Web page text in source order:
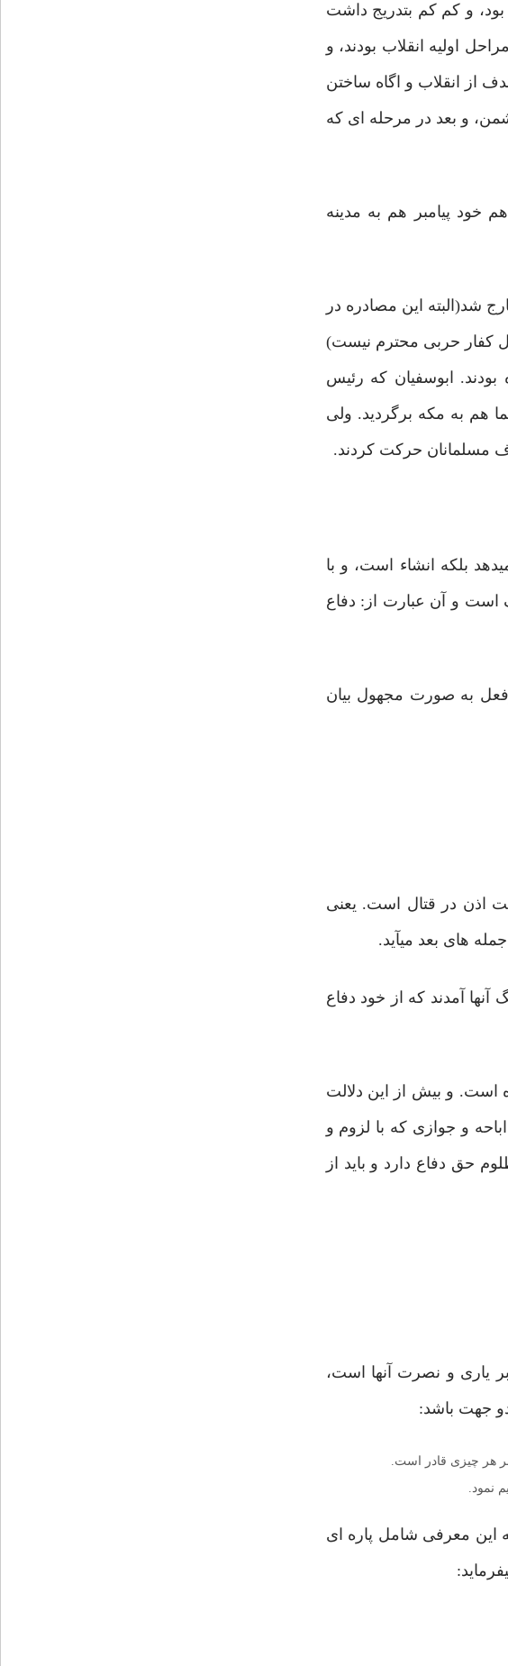
بود، و کم کم بتدریج داشت
اولیه انقلاب بودند، و
از انقلاب و اگاه ساختن
و بعد در مرحله ای که
خود پیامبر هم به مدینه
شد(البته این مصادره در
کفار حربی محترم نیست)
ابوسفیان که رئیس
هم به مکه برگردید. ولی
مسلمانان حرکت کردند.
بلکه انشاء است، و با
است و آن عبارت از: دفاع
به صورت مجهول بیان
اذن در قتال است. یعنی
های بعد میآید.
آمدند که از خود دفاع
است. و بیش از این دلالت
و جوازی که با لزوم و
حق دفاع دارد و باید از
بر یاری و نصرت آنها است،
دو جهت باشد:
هر چیزی قادر است.
نمود.
این معرفی شامل پاره ای